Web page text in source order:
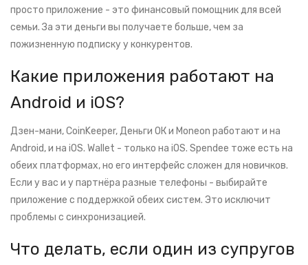
просто приложение - это финансовый помощник для всей
семьи. За эти деньги вы получаете больше, чем за
пожизненную подписку у конкурентов.
Какие приложения работают на
Android и iOS?
Дзен-мани, CoinKeeper, Деньги ОК и Moneon работают и на
Android, и на iOS. Wallet - только на iOS. Spendee тоже есть на
обеих платформах, но его интерфейс сложен для новичков.
Если у вас и у партнёра разные телефоны - выбирайте
приложение с поддержкой обеих систем. Это исключит
проблемы с синхронизацией.
Что делать, если один из супругов